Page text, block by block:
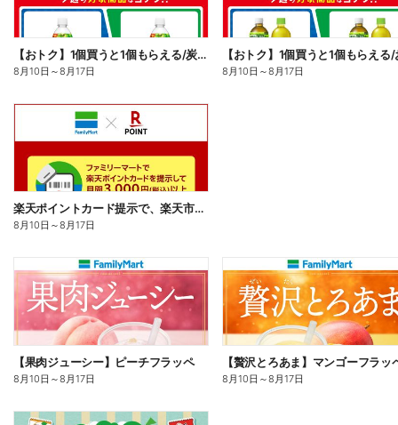
【おトク】1個買うと1個もらえる/炭酸飲料
8月10日 ～8月17日
【おトク】1個買うと1個もらえる
8月10日 ～8月17日
楽天ポイントカード提示で、楽天市場でのお買い物がおトクに!
8月10日 ～8月17日
【果肉ジューシー】ピーチフラッペ
8月10日 ～8月17日
【贅沢とろあま】マンゴーフラッ
8月10日 ～8月17日